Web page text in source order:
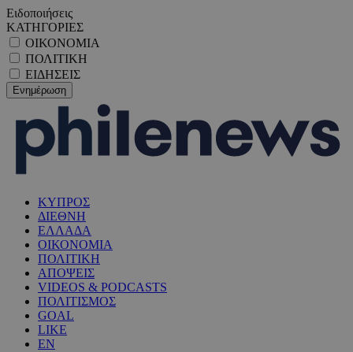
Ειδοποιήσεις
ΚΑΤΗΓΟΡΙΕΣ
ΟΙΚΟΝΟΜΙΑ
ΠΟΛΙΤΙΚΗ
ΕΙΔΗΣΕΙΣ
ΚΥΠΡΟΣ
ΔΙΕΘΝΗ
ΕΛΛΑΔΑ
ΟΙΚΟΝΟΜΙΑ
ΠΟΛΙΤΙΚΗ
ΑΠΟΨΕΙΣ
VIDEOS & PODCASTS
ΠΟΛΙΤΙΣΜΟΣ
GOAL
LIKE
EN